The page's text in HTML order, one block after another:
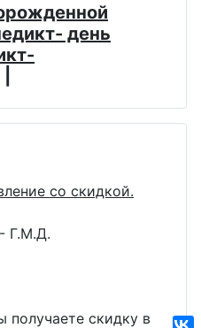
день
со скидкой.
Г.М.Д.
скидку в